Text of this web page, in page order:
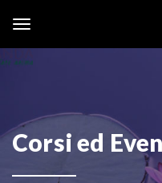
Corsi ed